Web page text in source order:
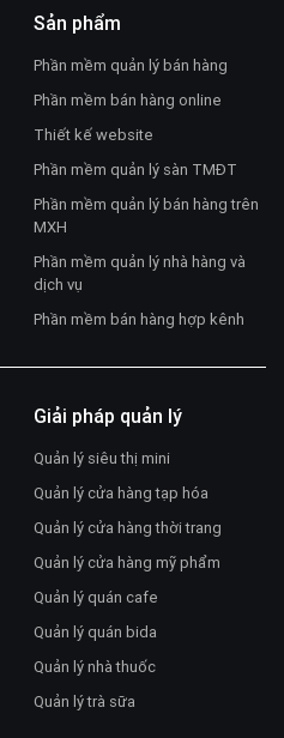
Sản phẩm
Phần mềm quản lý bán hàng
Phần mềm bán hàng online
Thiết kế website
Phần mềm quản lý sàn TMĐT
Phần mềm quản lý bán hàng trên
MXH
Phần mềm quản lý nhà hàng và
dịch vụ
Phần mềm bán hàng hợp kênh
Giải pháp quản lý
Quản lý siêu thị mini
Quản lý cửa hàng tạp hóa
Quản lý cửa hàng thời trang
Quản lý cửa hàng mỹ phẩm
Quản lý quán cafe
Quản lý quán bida
Quản lý nhà thuốc
Quản lý trà sữa